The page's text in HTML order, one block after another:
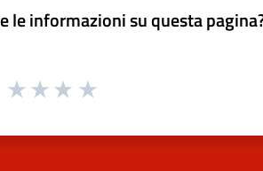
le informazioni su questa